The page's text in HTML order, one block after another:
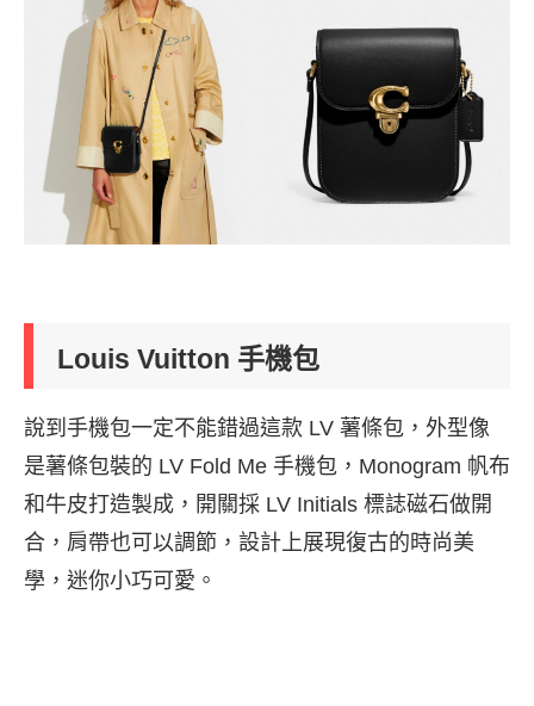
Louis Vuitton 手機包
說到手機包一定不能錯過這款 LV 薯條包，外型像
是薯條包裝的 LV Fold Me 手機包，Monogram 帆布
和牛皮打造製成，開關採 LV Initials 標誌磁石做開
合，肩帶也可以調節，設計上展現復古的時尚美
學，迷你小巧可愛。